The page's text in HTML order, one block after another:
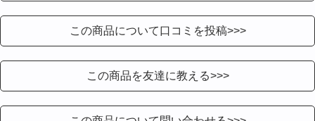
この商品について口コミを投稿>>>
この商品を友達に教える>>>